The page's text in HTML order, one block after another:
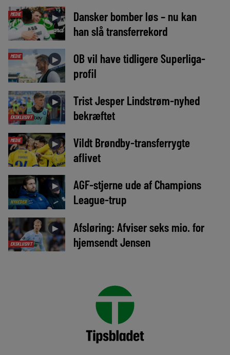
MEDIE ►
Dansker bomber løs – nu kan
han slå transferrekord
MEDIE ►
OB vil have tidligere Superliga-
profil
EKSKLUSIVT
►
Trist Jesper Lindstrøm-nyhed
bekræftet
MEDIE ►
Vildt Brøndby-transferrygte
aflivet
NYHEDER
►
AGF-stjerne ude af Champions
League-trup
EKSKLUSIVT
►
Afsløring: Afviser seks mio. for
hjemsendt Jensen